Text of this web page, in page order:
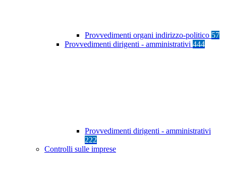
Provvedimenti organi indirizzo-politico 57
Provvedimenti dirigenti - amministrativi 444
Provvedimenti dirigenti - amministrativi
222
Controlli sulle imprese